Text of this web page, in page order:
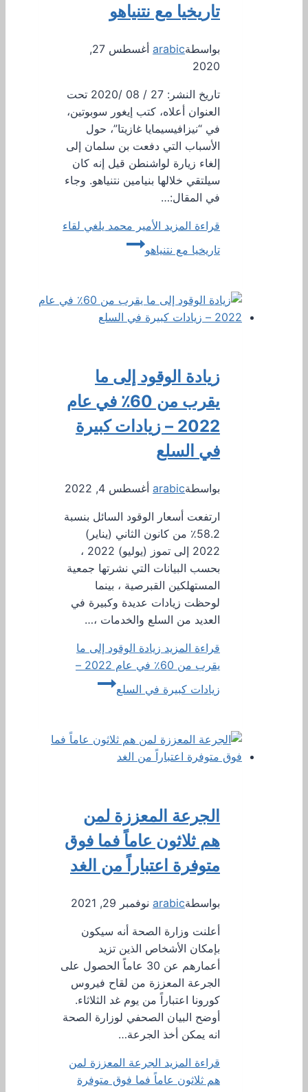
تاريخيا مع نتنياهو
بواسطةarabic
أغسطس 27,
2020
تاريخ النشر: 27 / 08 /2020 تحت
العنوان أعلاه، كتب إيغور سوبوتين،
في “نيزافيسيمايا غازيتا”، حول
الأسباب التي دفعت بن سلمان إلى
إلغاء زيارة لواشنطن قيل إنه كان
سيلتقي خلالها بنيامين نتنياهو. وجاء
في المقال:…
قراءة المزيد الأمير محمد يلغي لقاء
تاريخيا مع نتنياهو
زيادة الوقود إلى ما
يقرب من 60٪ في عام
2022 – زيادات كبيرة
في السلع
بواسطةarabic أغسطس 4, 2022
ارتفعت أسعار الوقود السائل بنسبة
58.2٪ من كانون الثاني (يناير)
2022 إلى تموز (يوليو) 2022 ،
بحسب البيانات التي نشرتها جمعية
المستهلكين القبرصية ، بينما
لوحظت زيادات عديدة وكبيرة في
العديد من السلع والخدمات ،…
قراءة المزيد زيادة الوقود إلى ما
يقرب من 60٪ في عام 2022 –
زيادات كبيرة في السلع
الجرعة المعززة لمن
هم ثلاثون عاماً فما فوق
متوفرة اعتباراً من الغد
بواسطةarabic نوفمبر 29, 2021
أعلنت وزارة الصحة أنه سيكون
بإمكان الأشخاص الذين تزيد
أعمارهم عن 30 عاماً الحصول على
الجرعة المعززة من لقاح فيروس
كورونا اعتباراً من يوم غد الثلاثاء.
أوضح البيان الصحفي لوزارة الصحة
انه يمكن أخذ الجرعة…
قراءة المزيد الجرعة المعززة لمن
هم ثلاثون عاماً فما فوق متوفرة